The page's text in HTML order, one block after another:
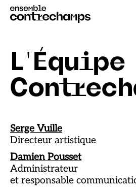
L'Équipe
Serge Vuille
Directeur artistique
Damien Pousset
Administrateur
et responsable